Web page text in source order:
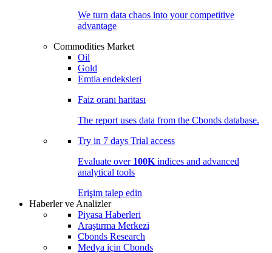
We turn data chaos into your competitive
advantage
Commodities Market
Oil
Gold
Emtia endeksleri
Faiz oranı haritası
The report uses data from the Cbonds database.
Try in 7 days Trial access
Evaluate over 100K indices and advanced
analytical tools
Erişim talep edin
Haberler ve Analizler
Piyasa Haberleri
Araştırma Merkezi
Cbonds Research
Medya için Cbonds